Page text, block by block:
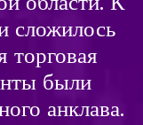
сложилось
торговая
были
анклава.